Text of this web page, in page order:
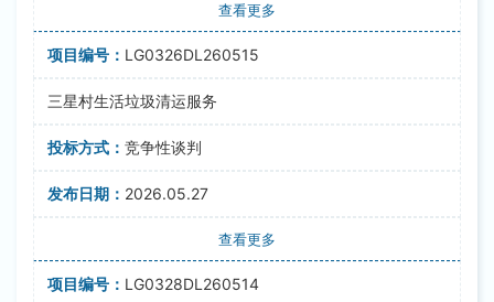
查看更多
LG0326DL260515
三星村生活垃圾清运服务
竞争性谈判
2026.05.27
查看更多
LG0328DL260514